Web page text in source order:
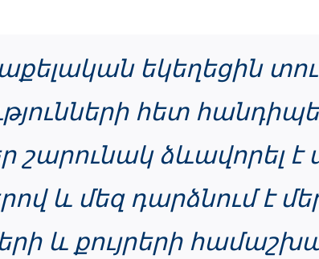
եկեղեցին
հետ
ձևավորել է
և մեզ դարձնում է
և քույրերի